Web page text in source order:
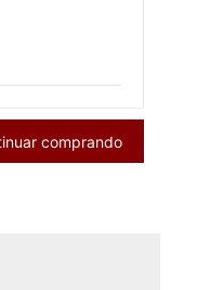
comprando